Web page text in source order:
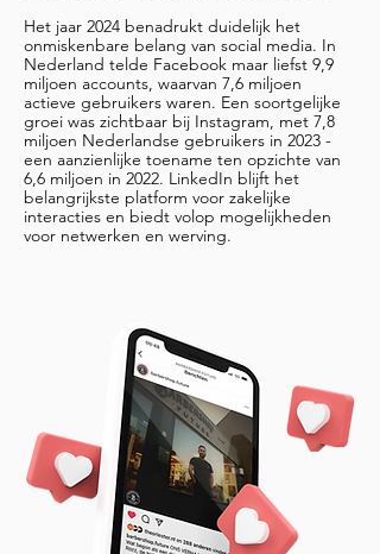
Het jaar 2024 benadrukt duidelijk het
onmiskenbare belang van social media. In
Nederland telde Facebook maar liefst 9,9
miljoen accounts, waarvan 7,6 miljoen
actieve gebruikers waren. Een soortgelijke
groei was zichtbaar bij Instagram, met 7,8
miljoen Nederlandse gebruikers in 2023 -
een aanzienlijke toename ten opzichte van
6,6 miljoen in 2022. LinkedIn blijft het
belangrijkste platform voor zakelijke
interacties en biedt volop mogelijkheden
voor netwerken en werving.